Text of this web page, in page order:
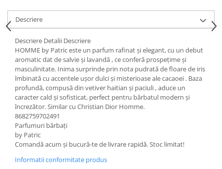
Descriere
Descriere Detalii Descriere
HOMME by Patric este un parfum rafinat și elegant, cu un debut
aromatic dat de salvie și lavandă , ce conferă prospețime și
masculinitate. Inima surprinde prin nota pudrată de floare de iris
îmbinată cu accentele ușor dulci și misterioase ale cacaoei . Baza
profundă, compusă din vetiver haitian și paciuli , aduce un
caracter cald și sofisticat, perfect pentru bărbatul modern și
încrezător. Similar cu Christian Dior Homme.
8682759702491
Parfumuri bărbați
by Patric
Comandă acum și bucură-te de livrare rapidă. Stoc limitat!
Informatii conformitate produs